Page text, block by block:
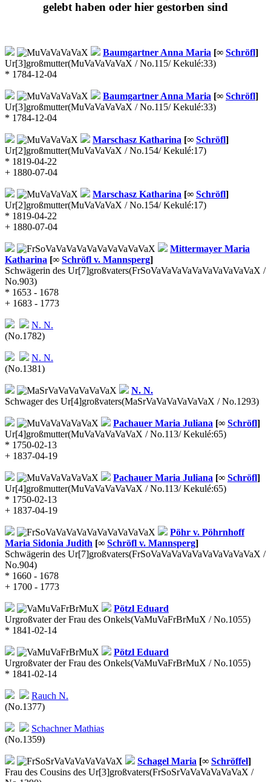
gelebt haben oder hier gestorben sind
Baumgartner Anna Maria [∞ Schröfl]
Ur[3]großmutter(MuVaVaVaVaX / No.115/ Kekulé:33)
* 1784-12-04
Baumgartner Anna Maria [∞ Schröfl]
Ur[3]großmutter(MuVaVaVaVaX / No.115/ Kekulé:33)
* 1784-12-04
Marschasz Katharina [∞ Schröfl]
Ur[2]großmutter(MuVaVaVaX / No.154/ Kekulé:17)
* 1819-04-22
+ 1880-07-04
Marschasz Katharina [∞ Schröfl]
Ur[2]großmutter(MuVaVaVaX / No.154/ Kekulé:17)
* 1819-04-22
+ 1880-07-04
Mittermayer Maria
Katharina [∞ Schröfl v. Mannsperg]
Schwägerin des Ur[7]großvaters(FrSoVaVaVaVaVaVaVaVaVaVaX /
No.903)
* 1653 - 1678
+ 1683 - 1773
N. N.
(No.1782)
N. N.
(No.1381)
N. N.
Schwager des Ur[4]großvaters(MaSrVaVaVaVaVaVaX / No.1293)
Pachauer Maria Juliana [∞ Schröfl]
Ur[4]großmutter(MuVaVaVaVaVaX / No.113/ Kekulé:65)
* 1750-02-13
+ 1837-04-19
Pachauer Maria Juliana [∞ Schröfl]
Ur[4]großmutter(MuVaVaVaVaVaX / No.113/ Kekulé:65)
* 1750-02-13
+ 1837-04-19
Pöhr v. Pöhrnhoff
Maria Sidonia Judith [∞ Schröfl v. Mannsperg]
Schwägerin des Ur[7]großvaters(FrSoVaVaVaVaVaVaVaVaVaVaX /
No.904)
* 1660 - 1678
+ 1700 - 1773
Pötzl Eduard
Urgroßvater der Frau des Onkels(VaMuVaFrBrMuX / No.1055)
* 1841-02-14
Pötzl Eduard
Urgroßvater der Frau des Onkels(VaMuVaFrBrMuX / No.1055)
* 1841-02-14
Rauch N.
(No.1377)
SchachnerMathias
(No.1359)
Schagel Maria [∞ Schröffel]
Frau des Cousins des Ur[3]großvaters(FrSoSrVaVaVaVaVaVaX /